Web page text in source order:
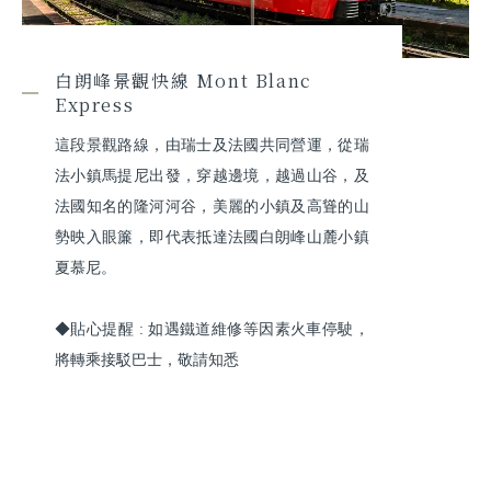
白朗峰景觀快線 Mont Blanc
Express
這段景觀路線，由瑞士及法國共同營運，從瑞
法小鎮馬提尼出發，穿越邊境，越過山谷，及
法國知名的隆河河谷，美麗的小鎮及高聳的山
勢映入眼簾，即代表抵達法國白朗峰山麓小鎮
夏慕尼。
◆貼心提醒 : 如遇鐵道維修等因素火車停駛，
將轉乘接駁巴士，敬請知悉